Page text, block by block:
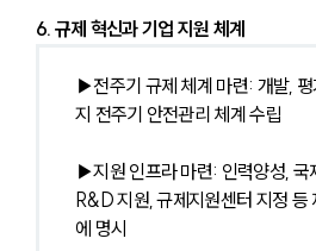
6. 규제 혁신과 기업 지원 체계
▶전주기 규제 체계 마련: 개발,
지 전주기 안전관리 체계 수립
▶지원 인프라 마련: 인력양성, 국
R&D 지원, 규제지원센터 지정 등
에 명시